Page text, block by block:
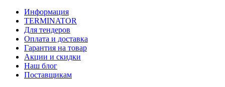
Информация
TERMINATOR
Для тендеров
Оплата и доставка
Гарантия на товар
Акции и скидки
Наш блог
Поставщикам